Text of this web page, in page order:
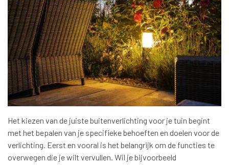
Het kiezen van de juiste buitenverlichting voor je tuin begint
met het bepalen van je specifieke behoeften en doelen voor de
verlichting. Eerst en vooral is het belangrijk om de functies te
overwegen die je wilt vervullen. Wil je bijvoorbeeld